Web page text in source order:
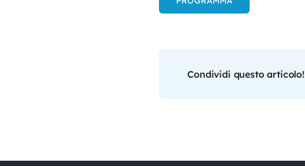
Condividi questo articolo!